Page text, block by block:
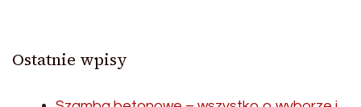
Ostatnie wpisy